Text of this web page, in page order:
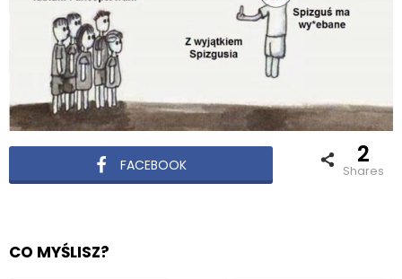
FACEBOOK 2
shares
CO MYŚLISZ?